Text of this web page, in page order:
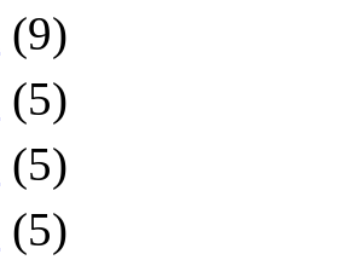
(9)
(5)
(5)
(5)